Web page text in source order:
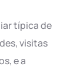
típica de
visitas
e a